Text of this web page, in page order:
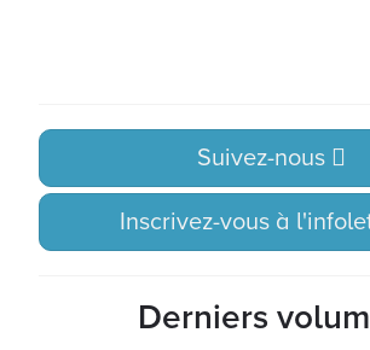
Suivez-nous
Inscrivez-vous à
Derniers